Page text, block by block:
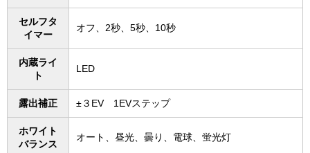
セルフタ
イマー
オフ、2秒、5秒、10秒
内蔵ライ
ト
LED
露出補正 ±３EV 1EVステップ
ホワイト
バランス
オート、昼光、曇り、電球、蛍光灯